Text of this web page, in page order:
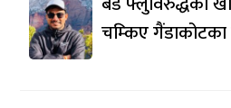
चम्किए